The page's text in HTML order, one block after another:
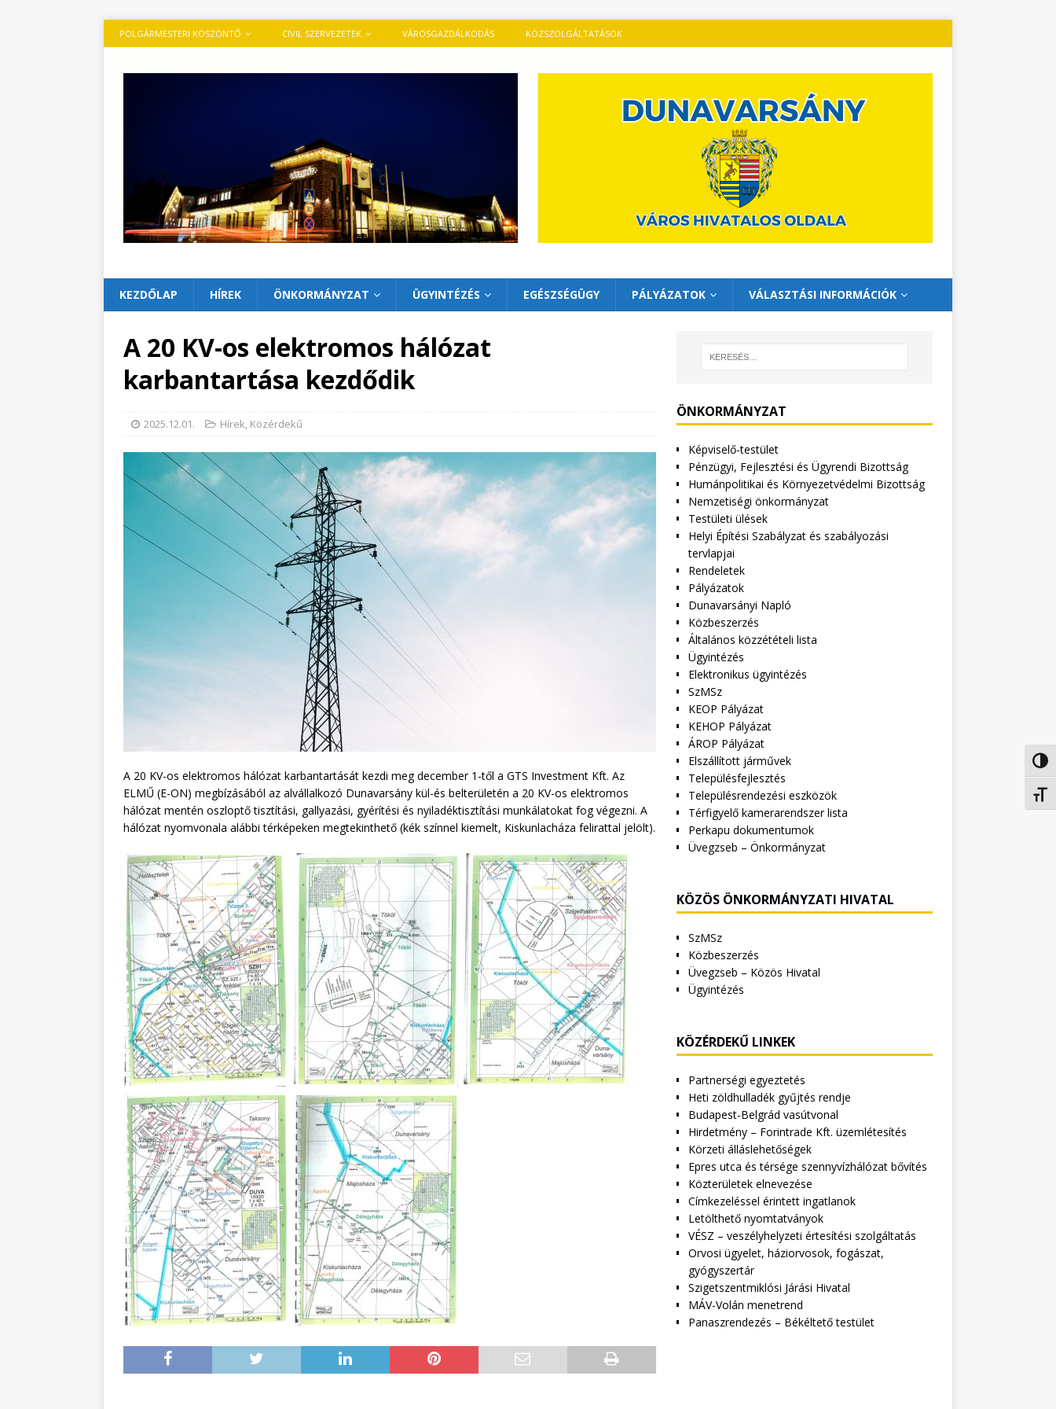
POLGÁRMESTERI KÖSZÖNTŐ CIVIL SZERVEZETEK VÁROSGAZDÁLKODÁS KÖZSZOLGÁLTATÁSOK
KEZDŐLAP HÍREK ÖNKORMÁNYZAT ÜGYINTÉZÉS EGÉSZSÉGÜGY PÁLYÁZATOK VÁLASZTÁSI INFORMÁCIÓK
A 20 KV-os elektromos hálózat
karbantartása kezdődik
2025.12.01. Hírek, Közérdekű
A 20 KV-os elektromos hálózat karbantartását kezdi meg december 1-től a GTS Investment Kft. Az
ELMŰ (E-ON) megbízásából az alvállalkozó Dunavarsány kül-és belterületén a 20 KV-os elektromos
hálózat mentén oszloptő tisztítási, gallyazási, gyérítési és nyiladéktisztítási munkálatokat fog végezni. A
hálózat nyomvonala alábbi térképeken megtekinthető (kék színnel kiemelt, Kiskunlacháza felirattal jelölt).
ÖNKORMÁNYZAT
Képviselő-testület
Pénzügyi, Fejlesztési és Ügyrendi Bizottság
Humánpolitikai és Környezetvédelmi Bizottság
Nemzetiségi önkormányzat
Testületi ülések
Helyi Építési Szabályzat és szabályozási
tervlapjai
Rendeletek
Pályázatok
Dunavarsányi Napló
Közbeszerzés
Általános közzétételi lista
Ügyintézés
Elektronikus ügyintézés
SzMSz
KEOP Pályázat
KEHOP Pályázat
ÁROP Pályázat
Elszállított járművek
Településfejlesztés
Településrendezési eszközök
Térfigyelő kamerarendszer lista
Perkapu dokumentumok
Üvegzseb – Önkormányzat
KÖZÖS ÖNKORMÁNYZATI HIVATAL
SzMSz
Közbeszerzés
Üvegzseb – Közös Hivatal
Ügyintézés
KÖZÉRDEKŰ LINKEK
Partnerségi egyeztetés
Heti zöldhulladék gyűjtés rendje
Budapest-Belgrád vasútvonal
Hirdetmény – Forintrade Kft. üzemlétesítés
Körzeti álláslehetőségek
Epres utca és térsége szennyvízhálózat bővítés
Közterületek elnevezése
Címkezeléssel érintett ingatlanok
Letölthető nyomtatványok
VÉSZ – veszélyhelyzeti értesítési szolgáltatás
Orvosi ügyelet, háziorvosok, fogászat,
gyógyszertár
Szigetszentmiklósi Járási Hivatal
MÁV-Volán menetrend
Panaszrendezés – Békéltető testület